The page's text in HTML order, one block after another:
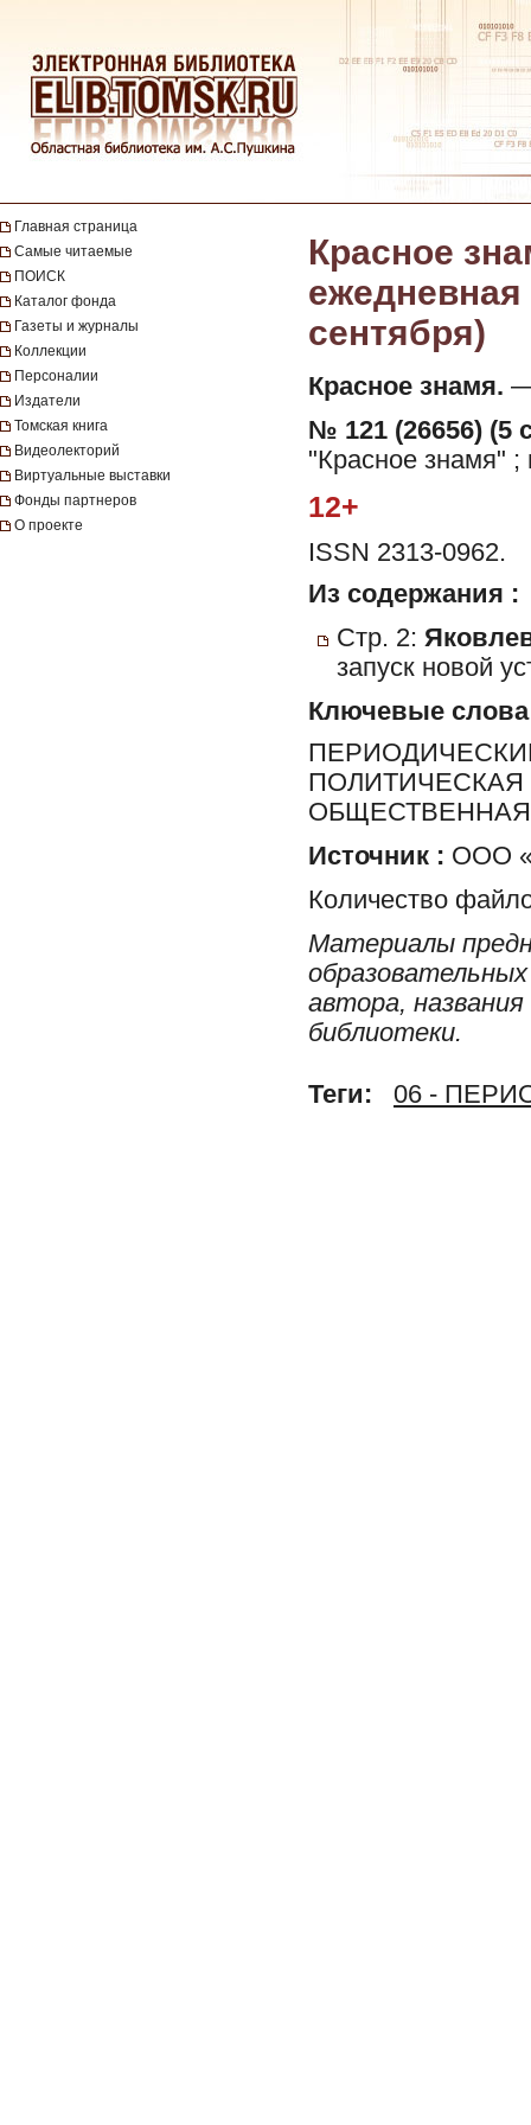
Главная страница
Самые читаемые
ПОИСК
Каталог фонда
Газеты и журналы
Коллекции
Персоналии
Издатели
Томская книга
Видеолекторий
Виртуальные выставки
Фонды партнеров
О проекте
Красное
ежедневная
сентября)
Красное знамя. —
№ 121 (26656) (5
"Красное знамя" ;
12+
ISSN 2313-0962.
Из содержания :
Стр. 2:
запуск новой
Ключевые слова
Источник : ООО
Количество
Материалы
автора,
библиотеки.
Теги: 06 -